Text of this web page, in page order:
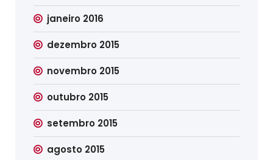
janeiro 2016
dezembro 2015
novembro 2015
outubro 2015
setembro 2015
agosto 2015